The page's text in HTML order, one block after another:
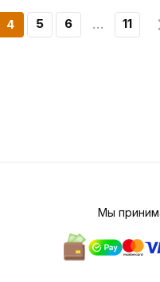
4 5 6 11
Мы